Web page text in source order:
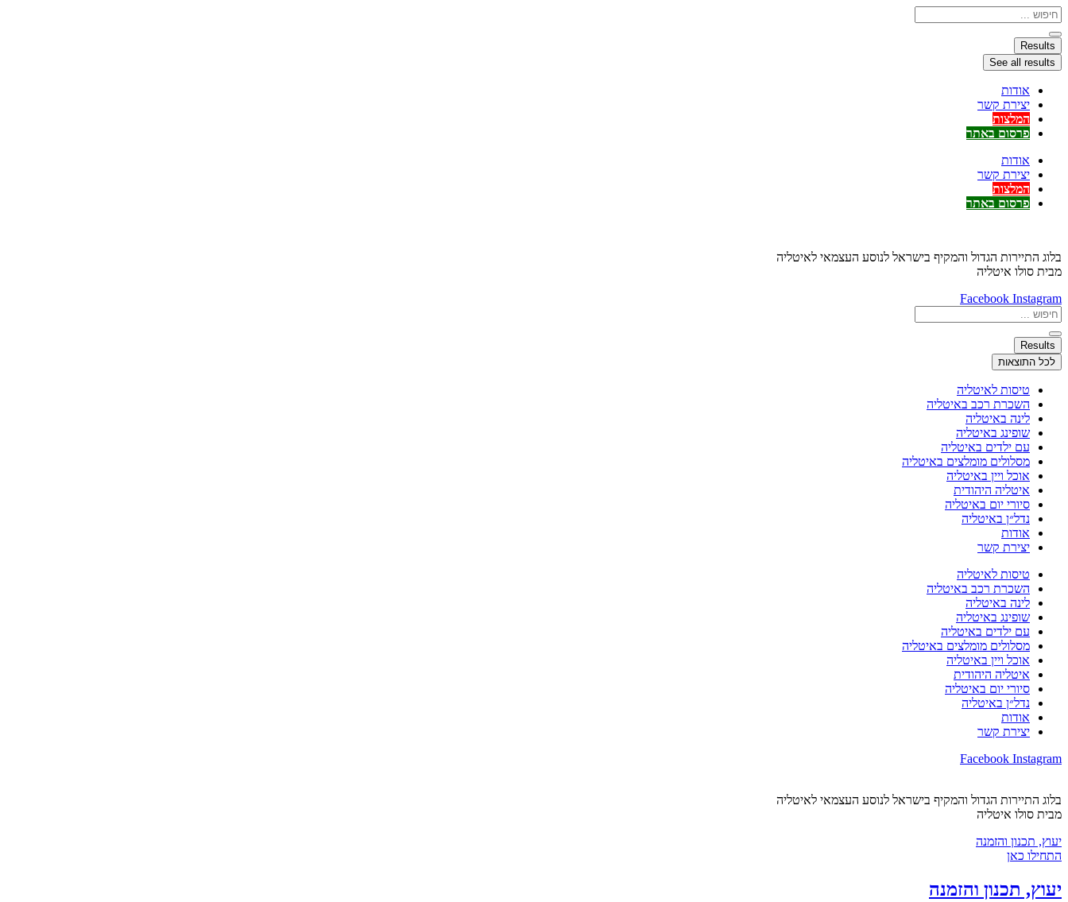
דלג
לתוכן
Search
...
Results
See all results
אודות
יצירת קשר
המלצות
פרסום באתר
אודות
יצירת קשר
המלצות
פרסום באתר
בלוג התיירות הגדול והמקיף בישראל לנוסע העצמאי לאיטליה
מבית סולו איטליה
Facebook Instagram
Search
...
Results
לכל התוצאות
טיסות לאיטליה
השכרת רכב באיטליה
לינה באיטליה
שופינג באיטליה
עם ילדים באיטליה
מסלולים מומלצים באיטליה
אוכל ויין באיטליה
איטליה היהודית
סיורי יום באיטליה
נדל״ן באיטליה
אודות
יצירת קשר
טיסות לאיטליה
השכרת רכב באיטליה
לינה באיטליה
שופינג באיטליה
עם ילדים באיטליה
מסלולים מומלצים באיטליה
אוכל ויין באיטליה
איטליה היהודית
סיורי יום באיטליה
נדל״ן באיטליה
אודות
יצירת קשר
Facebook Instagram
בלוג התיירות הגדול והמקיף בישראל לנוסע העצמאי לאיטליה
מבית סולו איטליה
יעוץ, תכנון והזמנה
התחילו כאן
יעוץ, תכנון והזמנה